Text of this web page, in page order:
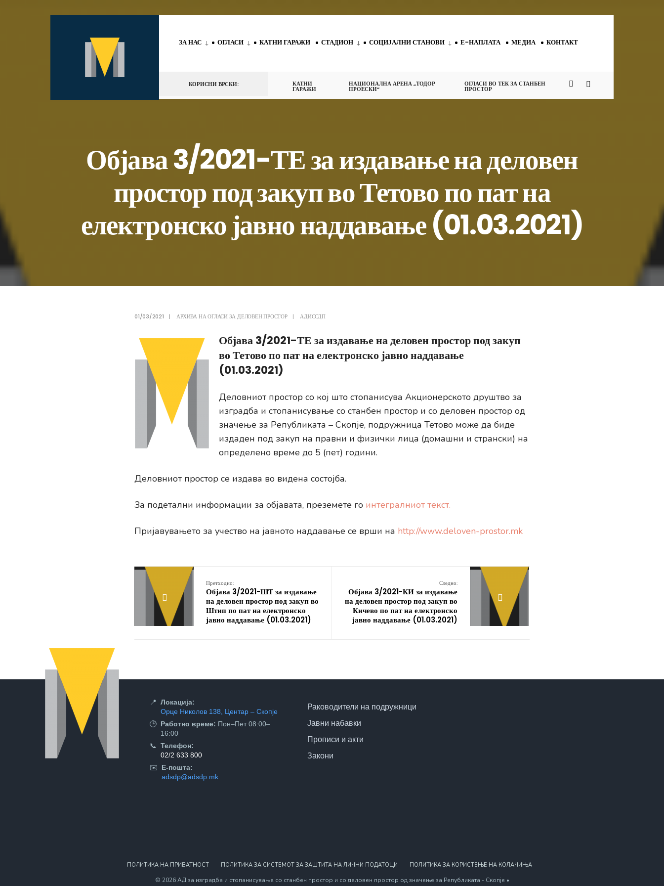
содржината
ЗА НАС ОГЛАСИ КАТНИ ГАРАЖИ СТАДИОН СОЦИЈАЛНИ СТАНОВИ Е-НАПЛАТА МЕДИА КОНТАКТ
КОРИСНИ ВРСКИ: КАТНИ
ГАРАЖИ
НАЦИОНАЛНА АРЕНА „ТОДОР
ПРОЕСКИ“
ОГЛАСИ ВО ТЕК ЗА СТАНБЕН
ПРОСТОР
Објава 3/2021-ТЕ за издавање на деловен
простор под закуп во Тетово по пат на
електронско јавно наддавање (01.03.2021)
01/03/2021 | АРХИВА НА ОГЛАСИ ЗА ДЕЛОВЕН ПРОСТОР | АДИССДП
Објава 3/2021-ТЕ за издавање на деловен простор под закуп
во Тетово по пат на електронско јавно наддавање
(01.03.2021)
Деловниот простор со кој што стопанисува Акционерското друштво за
изградба и стопанисување со станбен простор и со деловен простор од
значење за Републиката – Скопје, подружница Тетово може да биде
издаден под закуп на правни и физички лица (домашни и странски) на
определено време до 5 (пет) години.
Деловниот простор се издава во видена состојба.
За подетални информации за објавата, преземете го интегралниот текст.
Пријавувањето за учество на јавното наддавање се врши на http://www.deloven-prostor.mk
Претходно:
Објава 3/2021-ШТ за издавање
на деловен простор под закуп во
Штип по пат на електронско
јавно наддавање (01.03.2021)
Следно:
Објава 3/2021-КИ за издавање
на деловен простор под закуп во
Кичево по пат на електронско
јавно наддавање (01.03.2021)
📍 Локација:
Орце Николов 138, Центар – Скопје
🕒 Работно време: Пон–Пет 08:00–
16:00
📞 Телефон:
02/2 633 800
✉️
Е-пошта:
adsdp@adsdp.mk
Раководители на подружници
Јавни набавки
Прописи и акти
Закони
ПОЛИТИКА НА ПРИВАТНОСТ ПОЛИТИКА ЗА СИСТЕМОТ ЗА ЗАШТИТА НА ЛИЧНИ ПОДАТОЦИ ПОЛИТИКА ЗА КОРИСТЕЊЕ НА КОЛАЧИЊА
© 2026 АД за изградба и стопанисување со станбен простор и со деловен простор од значење за Републиката - Скопје •